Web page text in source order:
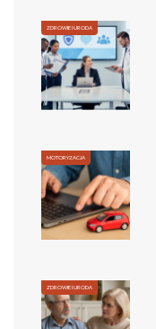
ZDROWIE I URODA
MOTORYZACJA
ZDROWIE I URODA